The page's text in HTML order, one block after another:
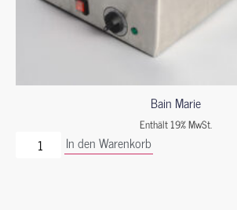
Bain Marie
Enthält 19% MwSt.
In den Warenkorb